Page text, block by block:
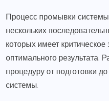
Процесс промывки системы
нескольких
которых имеет
оптимального результата.
процедуру от подготовки
системы.